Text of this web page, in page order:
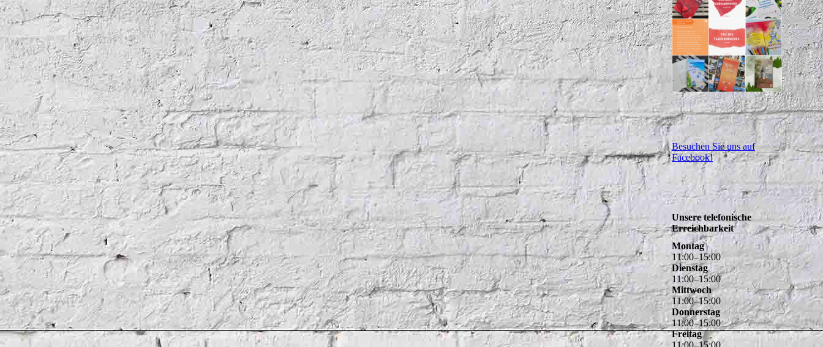
Besuchen Sie uns auf
Facebook!
Unsere telefonische
Erreichbarkeit
Montag
11:00–15:00
Dienstag
11:00–15:00
Mittwoch
11:00–15:00
Donnerstag
11:00–15:00
Freitag
11:00–15:00